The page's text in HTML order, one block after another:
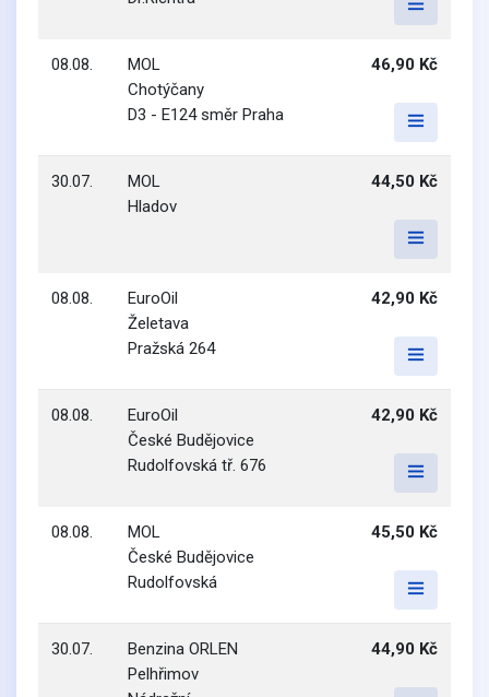
08.08.
MOL
Chotýčany
D3 - E124 směr Praha
46,90 Kč
30.07.
MOL
Hladov
44,50 Kč
08.08.
EuroOil
Želetava
Pražská 264
42,90 Kč
08.08.
EuroOil
České Budějovice
Rudolfovská tř. 676
42,90 Kč
08.08.
MOL
České Budějovice
Rudolfovská
45,50 Kč
30.07.
Benzina ORLEN
Pelhřimov
44,90 Kč